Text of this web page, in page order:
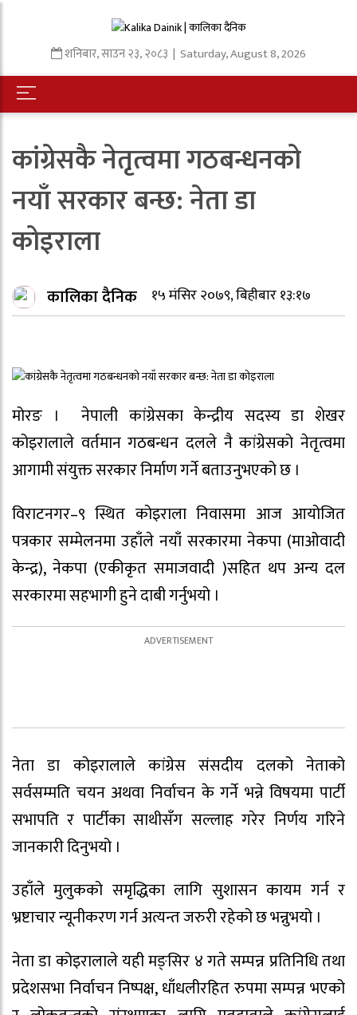
शनिबार,साउन२३,२०८३ | Saturday, August 8, 2026
कांग्रेसकै नेतृत्वमा गठबन्धनको
नयाँ सरकार बन्छ: नेता डा
कोइराला
कालिका दैनिक १५ मंसिर २०७९, बिहीबार १३:१७
मोरङ । नेपाली कांग्रेसका केन्द्रीय सदस्य डा शेखर
कोइरालाले वर्तमान गठबन्धन दलले नै कांग्रेसको नेतृत्वमा
आगामी संयुक्त सरकार निर्माण गर्ने बताउनुभएको छ ।
विराटनगर–९ स्थित कोइराला निवासमा आज आयोजित
पत्रकार सम्मेलनमा उहाँले नयाँ सरकारमा नेकपा (माओवादी
केन्द्र), नेकपा (एकीकृत समाजवादी )सहित थप अन्य दल
सरकारमा सहभागी हुने दाबी गर्नुभयो ।
नेता डा कोइरालाले कांग्रेस संसदीय दलको नेताको
सर्वसम्मति चयन अथवा निर्वाचन के गर्ने भन्ने विषयमा पार्टी
सभापति र पार्टीका साथीसँग सल्लाह गरेर निर्णय गरिने
जानकारी दिनुभयो ।
उहाँले मुलुकको समृद्धिका लागि सुशासन कायम गर्न र
भ्रष्टाचार न्यूनीकरण गर्न अत्यन्त जरुरी रहेको छ भन्नुभयो ।
नेता डा कोइरालाले यही मङ्सिर ४ गते सम्पन्न प्रतिनिधि तथा
प्रदेशसभा निर्वाचन निष्पक्ष, धाँधलीरहित रुपमा सम्पन्न भएको